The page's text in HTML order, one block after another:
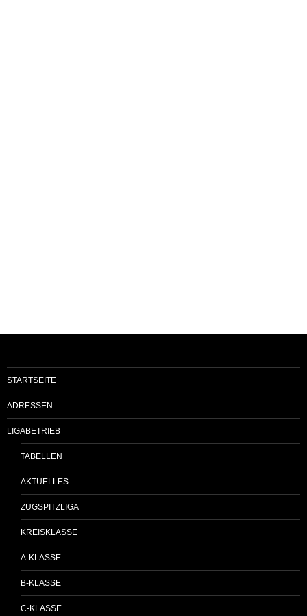
STARTSEITE
ADRESSEN
LIGABETRIEB
TABELLEN
AKTUELLES
ZUGSPITZLIGA
KREISKLASSE
A-KLASSE
B-KLASSE
C-KLASSE